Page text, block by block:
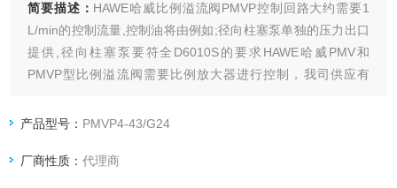
简要描述： HAWE哈威比例溢流阀PMVP控制回路大约需要1
L/min的控制流量,控制油将由例如;径向柱塞泵单独的压力出口
提供,径向柱塞泵要符全D6010S的要求HAWE哈威PMV和
PMVP型比例溢流阀需要比例放大器进行控制，我司供应有
产品型号： PMVP4-43/G24
厂商性质：代理商